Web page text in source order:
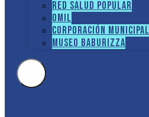
Red Salud Popular
OMIL
Corporación Municipal
Museo Baburizza